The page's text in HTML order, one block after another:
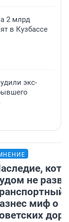
2 млрд
в Кузбассе
экс-
не
миф о